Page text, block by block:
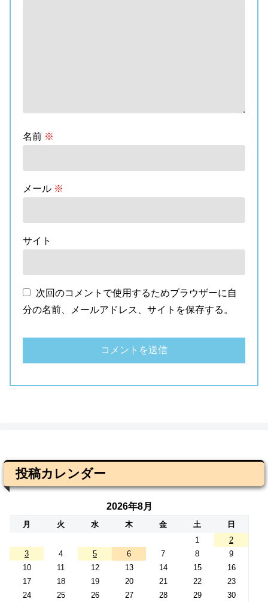
名前 ※
メール ※
サイト
次回のコメントで使用するためブラウザーに自
分の名前、メールアドレス、サイトを保存する。
投稿カレンダー
2026年8月
月 火 水 木 金 土
日
1
2
3
4 5 6 7 8
9
10
11 12 13 14 15
16
17
18 19 20 21 22
23
24
25 26 27 28 29
30